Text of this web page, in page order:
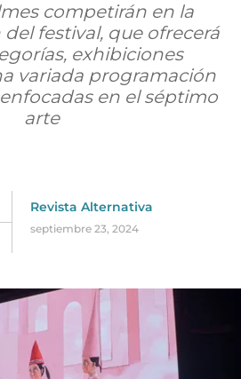
competirán en la
festival, que ofrecerá
exhibiciones
variada programación
en el séptimo
arte
Revista Alternativa
septiembre 23, 2024